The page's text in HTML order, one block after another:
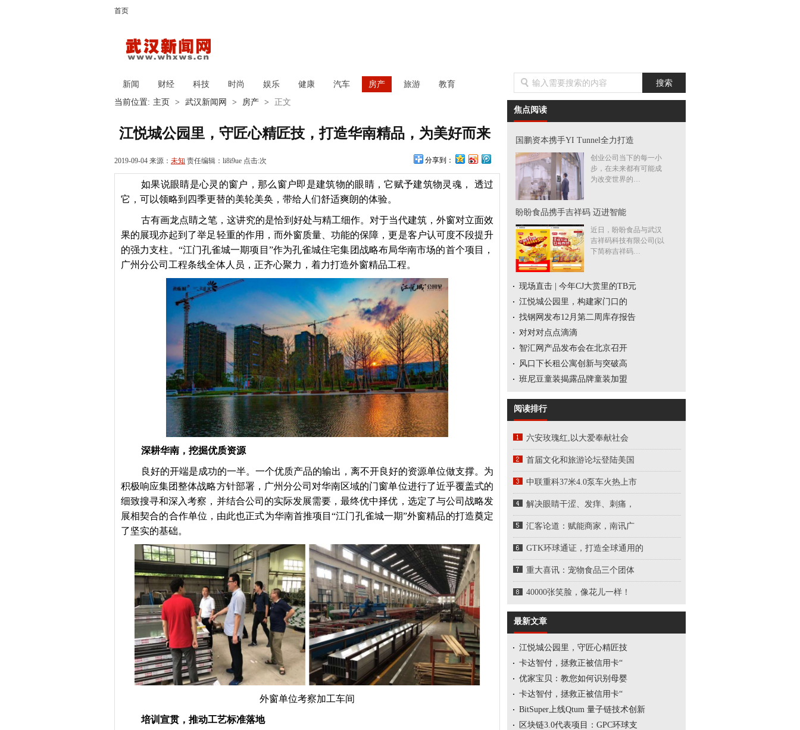
首页
新闻 财经 科技 时尚 娱乐 健康 汽车 房产 旅游
教育
当前位置: 主页 > 武汉新闻网 > 房产 > 正文
江悦城公园里，守匠心精匠技，打造华南精品，为美好而来
2019-09-04 来源： 未知 责任编辑：li8i9ue 点击:次 分享到：
如果说眼睛是心灵的窗户，那么窗户即是建筑物的眼睛，它赋予建筑物灵魂， 透过
它，可以领略到四季更替的美轮美奂，带给人们舒适爽朗的体验。
古有画龙点睛之笔，这讲究的是恰到好处与精工细作。对于当代建筑，外窗对立面效
果的展现亦起到了举足轻重的作用，而外窗质量、功能的保障，更是客户认可度不段提升
的强力支柱。“江门孔雀城一期项目”作为孔雀城住宅集团战略布局华南市场的首个项目，
广州分公司工程条线全体人员，正齐心聚力，着力打造外窗精品工程。
深耕华南，挖掘优质资源
良好的开端是成功的一半。一个优质产品的输出，离不开良好的资源单位做支撑。为
积极响应集团整体战略方针部署，广州分公司对华南区域的门窗单位进行了近乎覆盖式的
细致搜寻和深入考察，并结合公司的实际发展需要，最终优中择优，选定了与公司战略发
展相契合的合作单位，由此也正式为华南首推项目“江门孔雀城一期”外窗精品的打造奠定
了坚实的基础。
外窗单位考察加工车间
培训宣贯，推动工艺标准落地
焦点阅读
国鹏资本携手YI Tunnel全力打造
创业公司当下的每一小
步，在未来都有可能成
为改变世界的…
盼盼食品携手吉祥码 迈进智能
近日，盼盼食品与武汉
吉祥码科技有限公司(以
下简称吉祥码…
现场直击 | 今年CJ大赏里的TB元
江悦城公园里，构建家门口的
找钢网发布12月第二周库存报告
对对对点点滴滴
智汇网产品发布会在北京召开
风口下长租公寓创新与突破高
班尼豆童装揭露品牌童装加盟
阅读排行
六安玫瑰红,以大爱奉献社会
首届文化和旅游论坛登陆美国
中联重科37米4.0泵车火热上市
解决眼睛干涩、发痒、刺痛，
汇客论道：赋能商家，南讯广
GTK环球通证，打造全球通用的
重大喜讯：宠物食品三个团体
40000张笑脸，像花儿一样！
最新文章
江悦城公园里，守匠心精匠技
卡达智付，拯救正被信用卡“
优家宝贝：教您如何识别母婴
卡达智付，拯救正被信用卡“
BitSuper上线Qtum 量子链技术创新
区块链3.0代表项目：GPC环球支